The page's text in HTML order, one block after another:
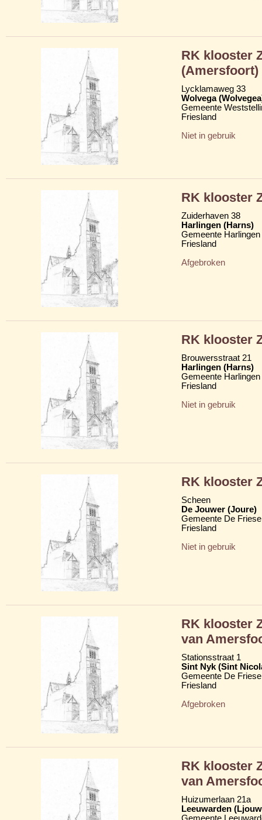
RK klooster
(Amersfoort)
Lycklamaweg 33
Wolvega
Gemeente
Friesland
Niet in gebruik
RK klooster
Zuiderhaven 38
Harlingen (Harns)
Gemeente Harlingen
Friesland
Afgebroken
RK klooster
Brouwersstraat 21
Harlingen (Harns)
Gemeente Harlingen
Friesland
Niet in gebruik
RK klooster
Scheen
De Jouwer (Joure)
Gemeente De
Friesland
Niet in gebruik
RK klooster
van
Stationsstraat 1
Sint Nyk (Sint
Gemeente De
Friesland
Afgebroken
RK klooster
van
Huizumerlaan 21a
Leeuwarden
Gemeente